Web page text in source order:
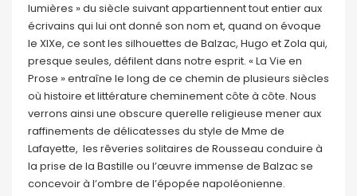
lumières » du siècle suivant appartiennent tout entier aux
écrivains qui lui ont donné son nom et, quand on évoque
le XIXe, ce sont les silhouettes de Balzac, Hugo et Zola qui,
presque seules, défilent dans notre esprit. « La Vie en
Prose » entraîne le long de ce chemin de plusieurs siècles
où histoire et littérature cheminement côte à côte. Nous
verrons ainsi une obscure querelle religieuse mener aux
raffinements de délicatesses du style de Mme de
Lafayette, les rêveries solitaires de Rousseau conduire à
la prise de la Bastille ou l’œuvre immense de Balzac se
concevoir à l’ombre de l’épopée napoléonienne.